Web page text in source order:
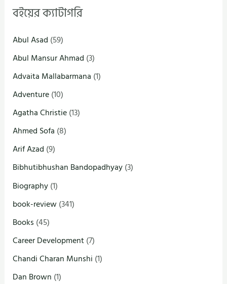
বইয়ের ক্যাটাগরি
Abul Asad (59)
Abul Mansur Ahmad (3)
Advaita Mallabarmana (1)
Adventure(10)
Agatha Christie(13)
Ahmed Sofa (8)
Arif Azad (9)
Bibhutibhushan Bandopadhyay(3)
Biography(1)
book-review(341)
Books (45)
Career Development(7)
Chandi Charan Munshi (1)
Dan Brown (1)